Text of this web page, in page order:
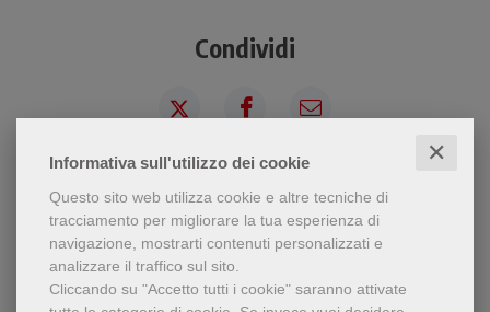
Informativa sull'utilizzo dei cookie ✕
Questo sito web utilizza cookie e altre tecniche di
tracciamento per migliorare la tua esperienza di
navigazione, mostrarti contenuti personalizzati e
analizzare il traffico sul sito.
Cliccando su "Accetto tutti i cookie" saranno attivate
Condividi
Chi ha visto questo prodotto
ha visto anche...